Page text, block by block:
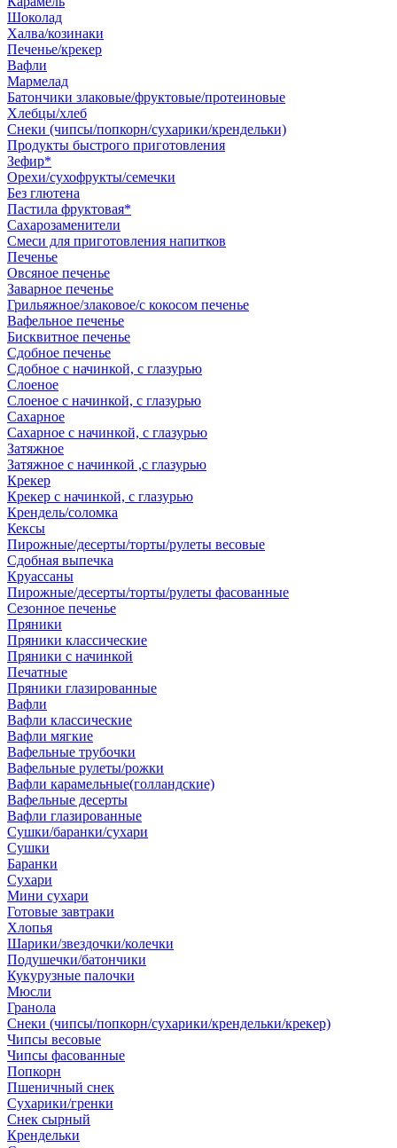
Шоколад
Халва/козинаки
Печенье/крекер
Вафли
Мармелад
Батончики злаковые/фруктовые/протеиновые
Хлебцы/хлеб
Снеки (чипсы/попкорн/сухарики/крендельки)
Продукты быстрого приготовления
Зефир*
Орехи/сухофрукты/семечки
Без глютена
Пастила фруктовая*
Сахарозаменители
Смеси для приготовления напитков
Печенье
Овсяное печенье
Заварное печенье
Грильяжное/злаковое/с кокосом печенье
Вафельное печенье
Бисквитное печенье
Сдобное печенье
Сдобное с начинкой, с глазурью
Слоеное
Слоеное с начинкой, с глазурью
Сахарное
Сахарное с начинкой, с глазурью
Затяжное
Затяжное с начинкой ,с глазурью
Крекер
Крекер с начинкой, с глазурью
Крендель/соломка
Кексы
Пирожные/десерты/торты/рулеты весовые
Сдобная выпечка
Круассаны
Пирожные/десерты/торты/рулеты фасованные
Сезонное печенье
Пряники
Пряники классические
Пряники с начинкой
Печатные
Пряники глазированные
Вафли
Вафли классические
Вафли мягкие
Вафельные трубочки
Вафельные рулеты/рожки
Вафли карамельные(голландские)
Вафельные десерты
Вафли глазированные
Сушки/баранки/сухари
Сушки
Баранки
Сухари
Мини сухари
Готовые завтраки
Хлопья
Шарики/звездочки/колечки
Подушечки/батончики
Кукурузные палочки
Мюсли
Гранола
Снеки (чипсы/попкорн/сухарики/крендельки/крекер)
Чипсы весовые
Чипсы фасованные
Попкорн
Пшеничный снек
Сухарики/гренки
Снек сырный
Крендельки